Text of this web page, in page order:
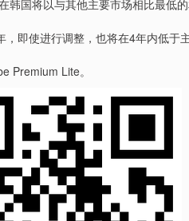
国将以与其他主要市场相比最低的
即使进行调整，也将在4年内低于
Premium Lite。